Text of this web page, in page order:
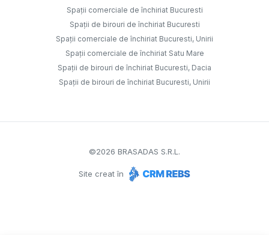
Spații comerciale de închiriat Bucuresti
Spații de birouri de închiriat Bucuresti
Spații comerciale de închiriat Bucuresti, Unirii
Spații comerciale de închiriat Satu Mare
Spații de birouri de închiriat Bucuresti, Dacia
Spații de birouri de închiriat Bucuresti, Unirii
©2026 BRASADAS S.R.L.
Site creat în